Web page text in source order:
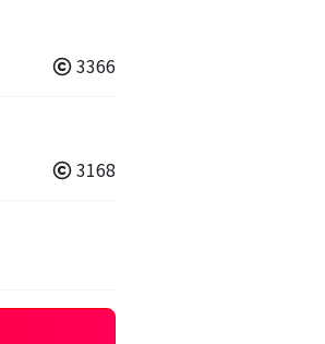
3366
3168